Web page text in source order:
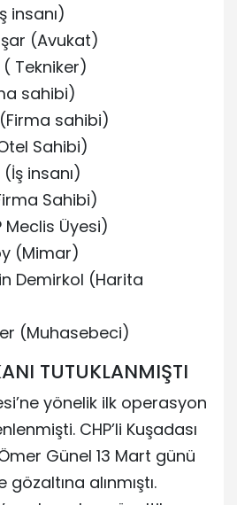
insanı)
(Avukat)
( Tekniker)
sahibi)
sahibi)
Sahibi)
insanı)
Sahibi)
Meclis Üyesi)
(Mimar)
Demirkol (Harita
(Muhasebeci)
TUTUKLANMIŞTI
yönelik ilk operasyon
CHP’li Kuşadası
Günel 13 Mart günü
alınmıştı.